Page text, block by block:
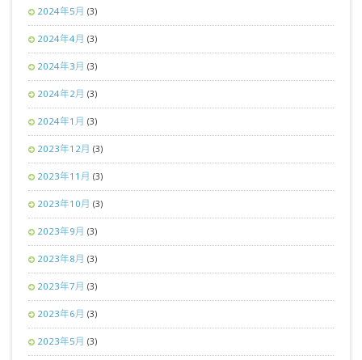
2024年5月 (3)
2024年4月 (3)
2024年3月 (3)
2024年2月 (3)
2024年1月 (3)
2023年12月 (3)
2023年11月 (3)
2023年10月 (3)
2023年9月 (3)
2023年8月 (3)
2023年7月 (3)
2023年6月 (3)
2023年5月 (3)